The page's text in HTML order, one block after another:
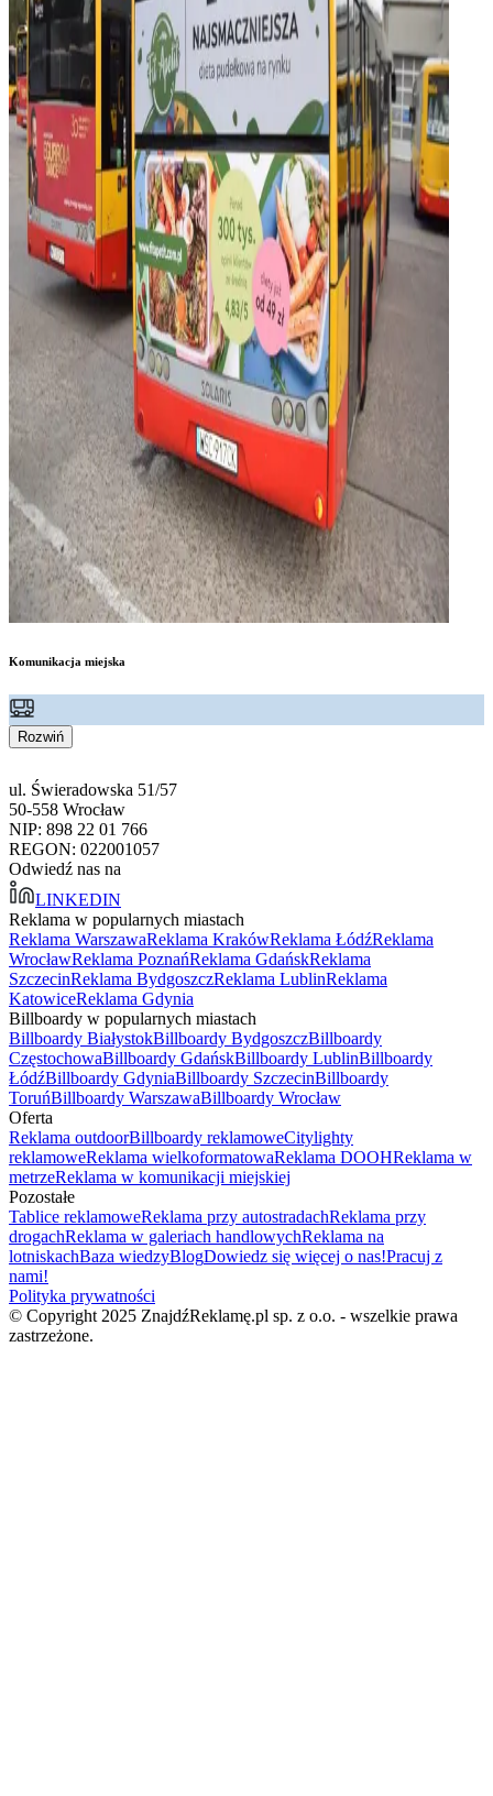
Komunikacja miejska
Rozwiń
ul. Świeradowska 51/57
50-558 Wrocław
NIP: 898 22 01 766
REGON: 022001057
Odwiedź nas na
LINKEDIN
Reklama w popularnych miastach
Reklama WarszawaReklama KrakówReklama ŁódźReklama
WrocławReklama PoznańReklama GdańskReklama
SzczecinReklama BydgoszczReklama LublinReklama
KatowiceReklama Gdynia
Billboardy w popularnych miastach
Billboardy BiałystokBillboardy BydgoszczBillboardy
CzęstochowaBillboardy GdańskBillboardy LublinBillboardy
ŁódźBillboardy GdyniaBillboardy SzczecinBillboardy
ToruńBillboardy WarszawaBillboardy Wrocław
Oferta
Reklama outdoorBillboardy reklamoweCitylighty
reklamoweReklama wielkoformatowaReklama DOOHReklama w
metrzeReklama w komunikacji miejskiej
Pozostałe
Tablice reklamoweReklama przy autostradachReklama przy
drogachReklama w galeriach handlowychReklama na
lotniskachBaza wiedzyBlogDowiedz się więcej o nas!Pracuj z
nami!
Polityka prywatności
© Copyright 2025 ZnajdźReklamę.pl sp. z o.o. - wszelkie prawa
zastrzeżone.